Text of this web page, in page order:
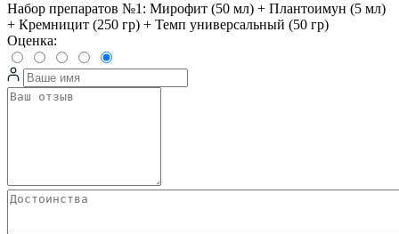
Набор препаратов №1: Мирофит (50 мл) + Плантоимун (5 мл)
+ Кремницит (250 гр) + Темп универсальный (50 гр)
Оценка: